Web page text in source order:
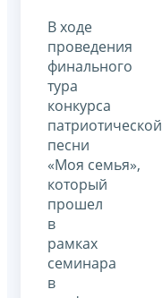
В ходе
проведения
финального
тура
конкурса
патриотической
песни
«Моя семья»,
который
прошел
в
рамках
семинара
в